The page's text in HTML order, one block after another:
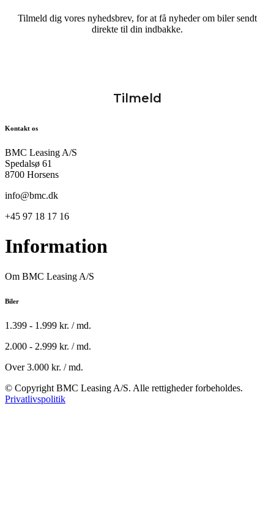
Tilmeld dig vores nyhedsbrev, for at få nyheder om biler sendt
direkte til din indbakke.
Kontakt os
BMC Leasing A/S
Spedalsø 61
8700 Horsens
info@bmc.dk
+45 97 18 17 16
Information
Om BMC Leasing A/S
Biler
1.399 - 1.999 kr. / md.
2.000 - 2.999 kr. / md.
Over 3.000 kr. / md.
© Copyright BMC Leasing A/S. Alle rettigheder forbeholdes.
Privatlivspolitik